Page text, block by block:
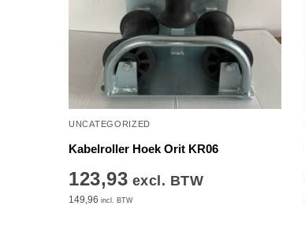
UNCATEGORIZED
Kabelroller Hoek Orit KR06
123,93 excl. BTW
149,96 incl. BTW